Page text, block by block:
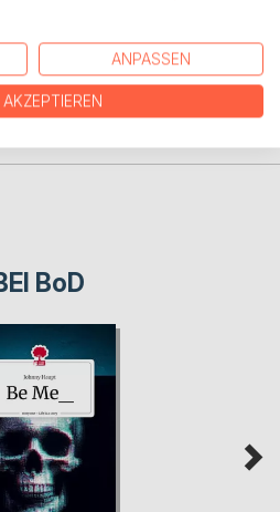
BoD
ANPASSEN
AKZEPTIEREN